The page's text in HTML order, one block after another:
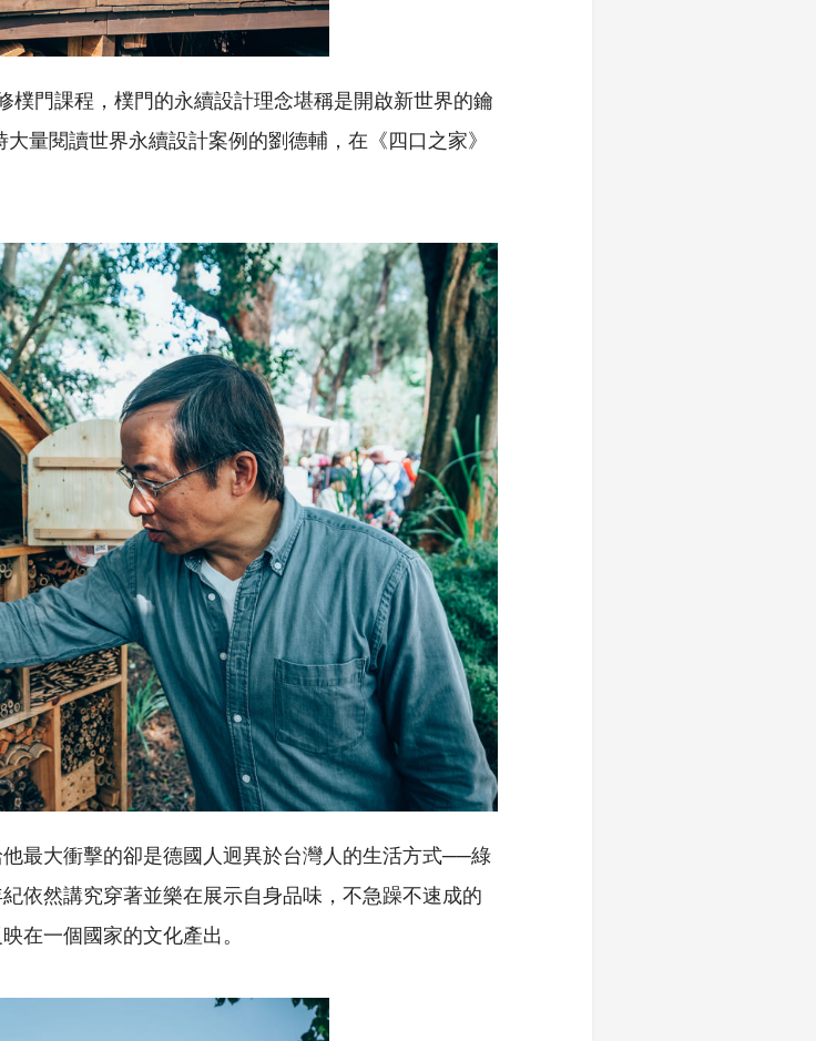
樸門課程，樸門的永續設計理念堪稱是開啟新世界的鑰
量閱讀世界永續設計案例的劉德輔，在《四口之家》
最大衝擊的卻是德國人迥異於台灣人的生活方式──綠
依然講究穿著並樂在展示自身品味，不急躁不速成的
在一個國家的文化產出。